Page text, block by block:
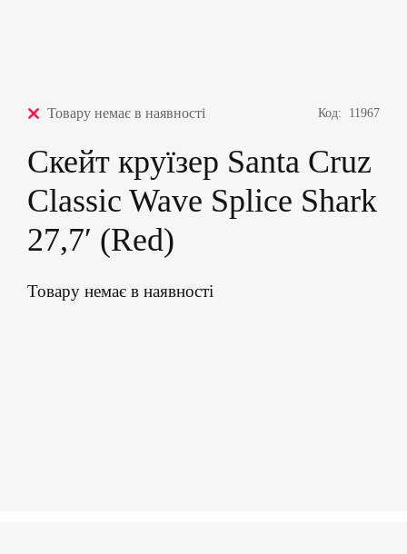
Товару немає в наявності Код: 11967
Скейт круїзер Santa Cruz
Classic Wave Splice Shark
27,7′ (Red)
Товару немає в наявності